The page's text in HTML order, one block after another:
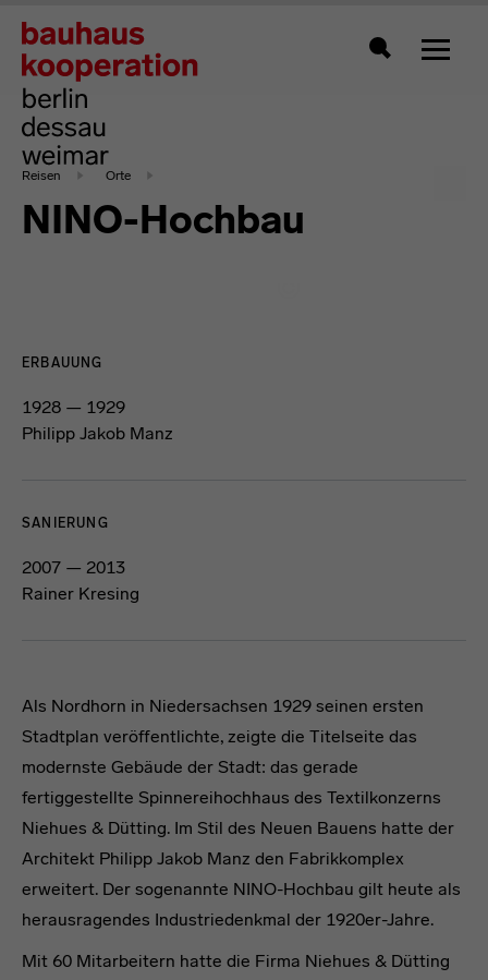
Zeigt
Reisen Orte
NINO-Hochbau
ERBAUUNG
1928 — 1929
Philipp Jakob Manz
SANIERUNG
2007 — 2013
Rainer Kresing
Als Nordhorn in Niedersachsen 1929 seinen ersten
Stadtplan veröffentlichte, zeigte die Titelseite das
modernste Gebäude der Stadt: das gerade
fertiggestellte Spinnereihochhaus des Textilkonzerns
Niehues & Dütting. Im Stil des Neuen Bauens hatte der
Architekt Philipp Jakob Manz den Fabrikkomplex
erweitert. Der sogenannte NINO-Hochbau gilt heute als
herausragendes Industriedenkmal der 1920er-Jahre.
Mit 60 Mitarbeitern hatte die Firma Niehues & Dütting